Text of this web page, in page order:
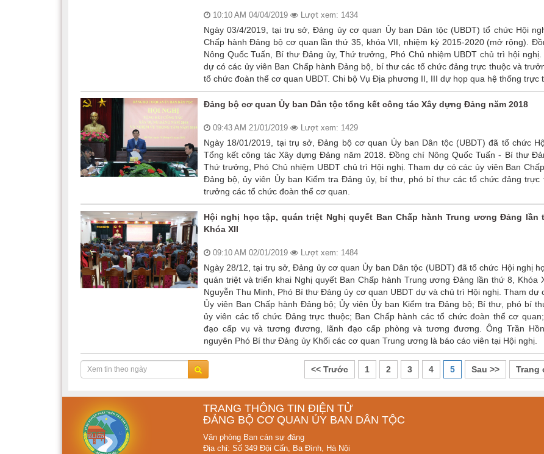
10:10 AM 04/04/2019 Lượt xem: 1434
Ngày 03/4/2019, tại trụ sở, Đảng ủy cơ quan Ủy ban Dân tộc (UBDT) tổ chức Hội
Chấp hành Đảng bộ cơ quan lần thứ 35, khóa VII, nhiệm kỳ 2015-2020 (mở rộng).
Nông Quốc Tuấn, Bí thư Đảng ủy, Thứ trưởng, Phó Chủ nhiệm UBDT chủ trì hội nghị.
dự có các ủy viên Ban Chấp hành Đảng bộ, bí thư các tổ chức đảng trực thuộc và
tổ chức đoàn thể cơ quan UBDT. Chi bộ Vụ Địa phương II, III dự họp qua hệ thống trực
Đảng bộ cơ quan Ủy ban Dân tộc tổng kết công tác Xây dựng Đảng năm 2018
09:43 AM 21/01/2019 Lượt xem: 1429
Ngày 18/01/2019, tại trụ sở, Đảng bộ cơ quan Ủy ban Dân tộc (UBDT) đã tổ chức
Tổng kết công tác Xây dựng Đảng năm 2018. Đồng chí Nông Quốc Tuấn - Bí thư
Thứ trưởng, Phó Chủ nhiệm UBDT chủ trì Hội nghị. Tham dự có các ủy viên Ban
Đảng bộ, ủy viên Ủy ban Kiểm tra Đảng ủy, bí thư, phó bí thư các tổ chức đảng trực
trưởng các tổ chức đoàn thể cơ quan.
Hội nghị học tập, quán triệt Nghị quyết Ban Chấp hành Trung ương Đảng lần
Khóa XII
09:10 AM 02/01/2019 Lượt xem: 1484
Ngày 28/12, tại trụ sở, Đảng ủy cơ quan Ủy ban Dân tộc (UBDT) đã tổ chức Hội nghị
quán triệt và triển khai Nghị quyết Ban Chấp hành Trung ương Đảng lần thứ 8, Khóa
Nguyễn Thu Minh, Phó Bí thư Đảng ủy cơ quan UBDT dự và chủ trì Hội nghị. Tham dự
Ủy viên Ban Chấp hành Đảng bộ; Ủy viên Ủy ban Kiểm tra Đảng bộ; Bí thư, phó bí
ủy viên các tổ chức Đảng trực thuộc; Ban Chấp hành các tổ chức đoàn thể cơ
đạo cấp vụ và tương đương, lãnh đạo cấp phòng và tương đương. Ông Trần
nguyên Phó Bí thư Đảng ủy Khối các cơ quan Trung ương là báo cáo viên tại Hội nghị.
<< Trước 1 2 3 4 5 Sau >> Trang
TRANG THÔNG TIN ĐIỆN TỬ
ĐẢNG BỘ CƠ QUAN ỦY BAN DÂN TỘC
Văn phòng Ban cán sự đảng
Địa chỉ: Số 349 Đội Cấn, Ba Đình, Hà Nội